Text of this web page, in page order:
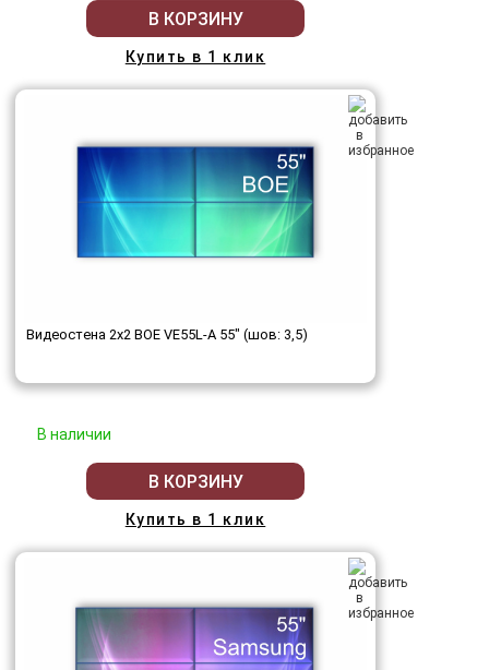
В КОРЗИНУ
Купить в 1 клик
Видеостена 2x2 BOE VE55L-A 55" (шов: 3,5)
В наличии
В КОРЗИНУ
Купить в 1 клик